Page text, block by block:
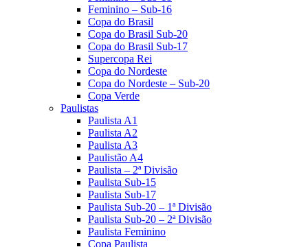
Feminino – Sub-16
Copa do Brasil
Copa do Brasil Sub-20
Copa do Brasil Sub-17
Supercopa Rei
Copa do Nordeste
Copa do Nordeste – Sub-20
Copa Verde
Paulistas
Paulista A1
Paulista A2
Paulista A3
Paulistão A4
Paulista – 2ª Divisão
Paulista Sub-15
Paulista Sub-17
Paulista Sub-20 – 1ª Divisão
Paulista Sub-20 – 2ª Divisão
Paulista Feminino
Copa Paulista